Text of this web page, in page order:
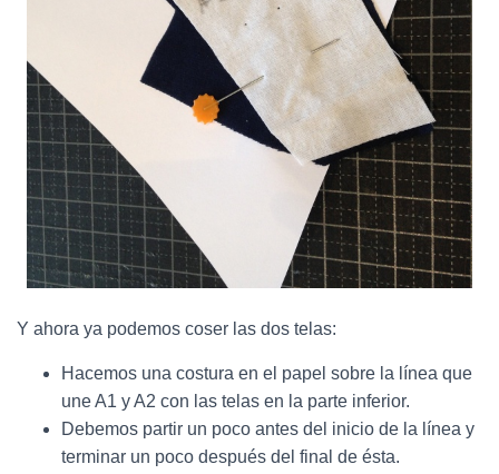
Y ahora ya podemos coser las dos telas:
Hacemos una costura en el papel sobre la línea que
une A1 y A2 con las telas en la parte inferior.
Debemos partir un poco antes del inicio de la línea y
terminar un poco después del final de ésta.